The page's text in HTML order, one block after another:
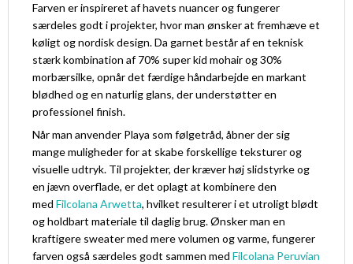
Farven er inspireret af havets nuancer og fungerer
særdeles godt i projekter, hvor man ønsker at fremhæve et
køligt og nordisk design. Da garnet består af en teknisk
stærk kombination af 70% super kid mohair og 30%
morbærsilke, opnår det færdige håndarbejde en markant
blødhed og en naturlig glans, der understøtter en
professionel finish.
Når man anvender Playa som følgetråd, åbner der sig
mange muligheder for at skabe forskellige teksturer og
visuelle udtryk. Til projekter, der kræver høj slidstyrke og
en jævn overflade, er det oplagt at kombinere den
med Filcolana Arwetta, hvilket resulterer i et utroligt blødt
og holdbart materiale til daglig brug. Ønsker man en
kraftigere sweater med mere volumen og varme, fungerer
farven også særdeles godt sammen med Filcolana Peruvian